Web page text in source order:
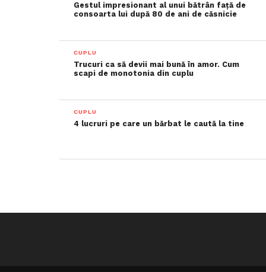
Gestul impresionant al unui bătrân față de
consoarta lui după 80 de ani de căsnicie
CUPLU
Trucuri ca să devii mai bună în amor. Cum
scapi de monotonia din cuplu
CUPLU
4 lucruri pe care un bărbat le caută la tine